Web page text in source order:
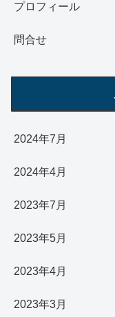
プロフィール
問合せ
2024年7月
2024年4月
2023年7月
2023年5月
2023年4月
2023年3月